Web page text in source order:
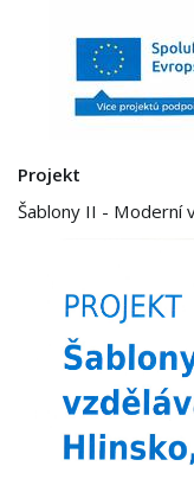
Projekt
Šablony II - Moderní